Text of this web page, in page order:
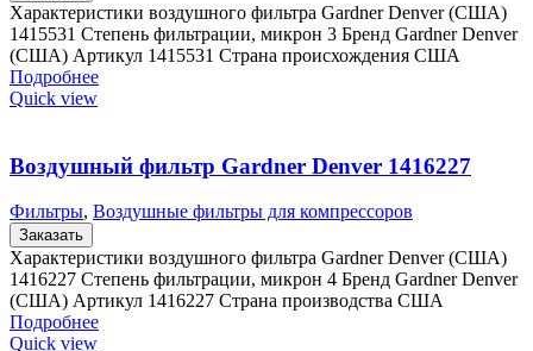
Характеристики воздушного фильтра Gardner Denver (США)
1415531 Степень фильтрации, микрон 3 Бренд Gardner Denver
(США) Артикул 1415531 Страна происхождения США
Подробнее
Quick view
Воздушный фильтр Gardner Denver 1416227
Фильтры, Воздушные фильтры для компрессоров
Заказать
Характеристики воздушного фильтра Gardner Denver (США)
1416227 Степень фильтрации, микрон 4 Бренд Gardner Denver
(США) Артикул 1416227 Страна производства США
Подробнее
Quick view